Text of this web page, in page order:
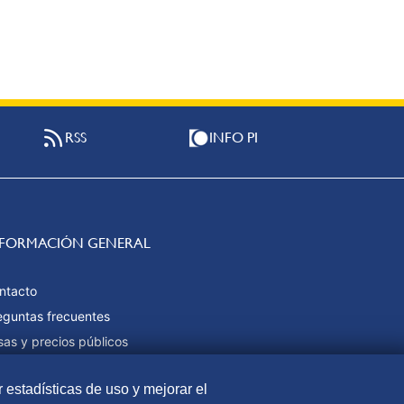
RSS INFO PI
GENERAL
frecuentes
y precios públicos
web
de uso y mejorar el